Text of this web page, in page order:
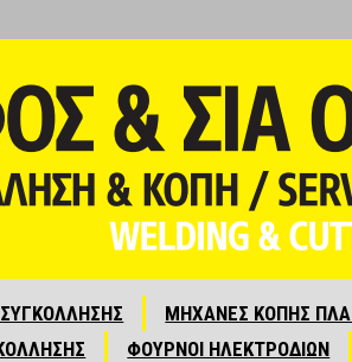
ΜΗΧΑΝΕΣ ΚΟΠΗΣ
ΦΟΥΡΝΟΙ ΗΛΕΚΤΡΟΔΙΩΝ